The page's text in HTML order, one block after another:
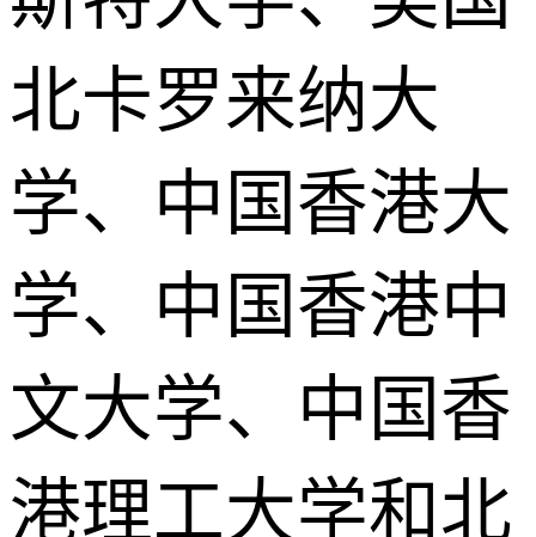
北卡罗来纳大
学、中国香港大
学、中国香港中
文大学、中国香
港理工大学和北